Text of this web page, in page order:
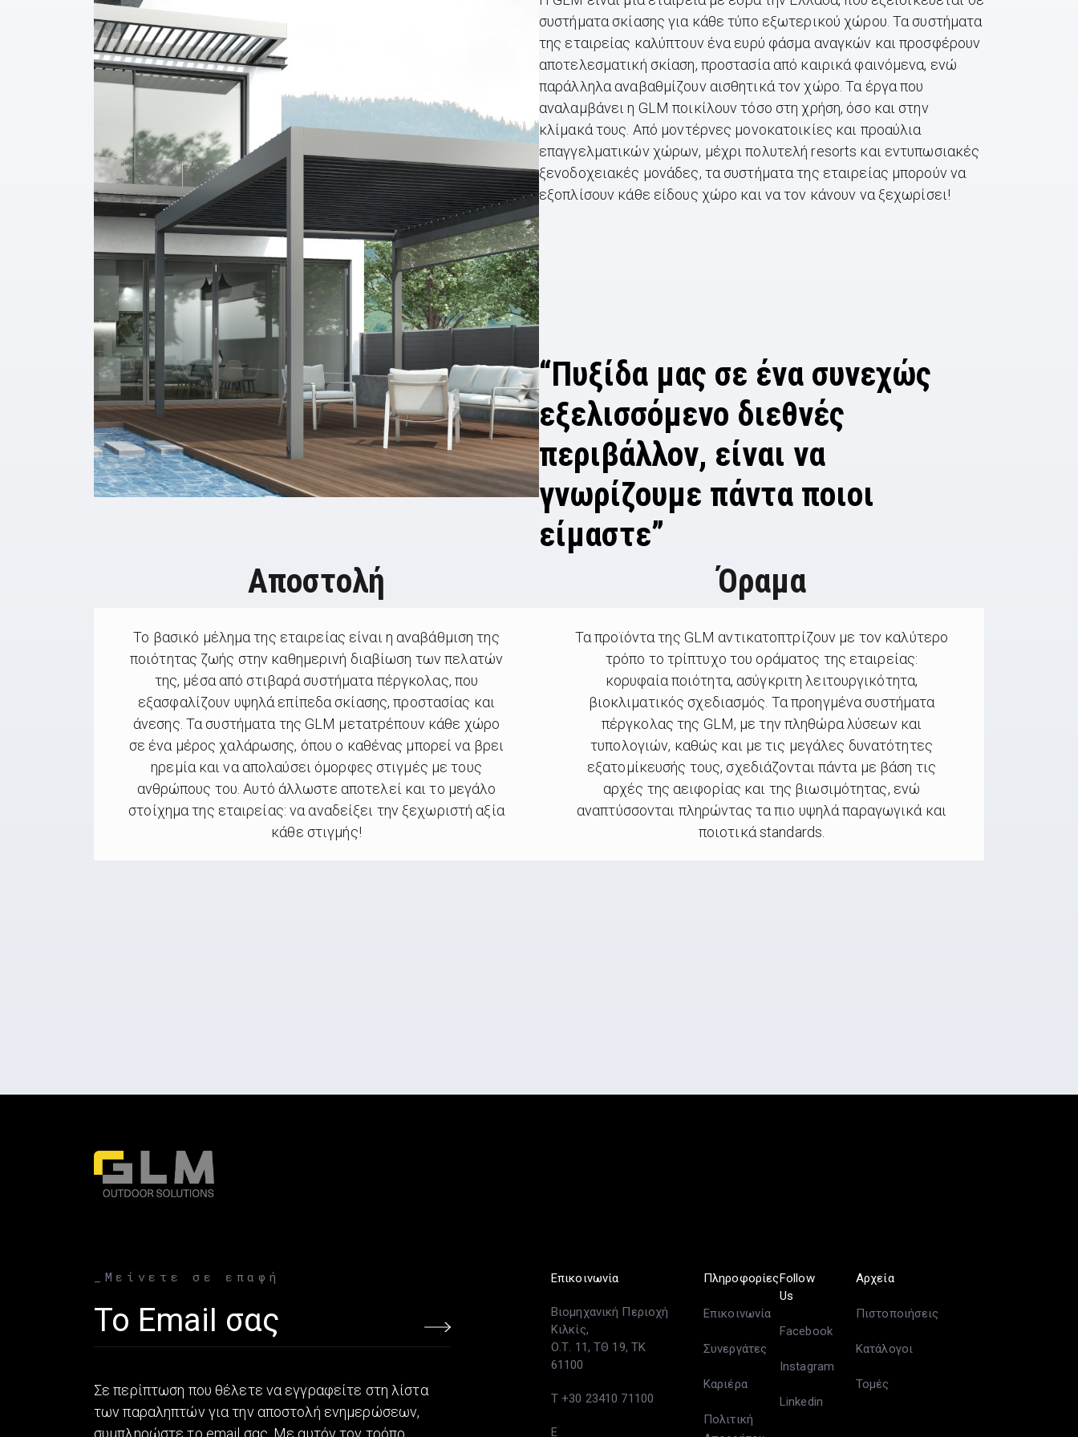
συστήματα σκίασης για κάθε τύπο εξωτερικού χώρου. Τα συστήματα
της εταιρείας καλύπτουν ένα ευρύ φάσμα αναγκών και προσφέρουν
αποτελεσματική σκίαση, προστασία από καιρικά φαινόμενα, ενώ
παράλληλα αναβαθμίζουν αισθητικά τον χώρο. Τα έργα που
αναλαμβάνει η GLM ποικίλουν τόσο στη χρήση, όσο και στην
κλίμακά τους. Από μοντέρνες μονοκατοικίες και προαύλια
επαγγελματικών χώρων, μέχρι πολυτελή resorts και εντυπωσιακές
ξενοδοχειακές μονάδες, τα συστήματα της εταιρείας μπορούν να
εξοπλίσουν κάθε είδους χώρο και να τον κάνουν να ξεχωρίσει!
“Πυξίδα μας σε ένα συνεχώς
εξελισσόμενο διεθνές
περιβάλλον, είναι να
γνωρίζουμε πάντα ποιοι
είμαστε”
Αποστολή
Το βασικό μέλημα της εταιρείας είναι η αναβάθμιση της
ποιότητας ζωής στην καθημερινή διαβίωση των πελατών
της, μέσα από στιβαρά συστήματα πέργκολας, που
εξασφαλίζουν υψηλά επίπεδα σκίασης, προστασίας και
άνεσης. Τα συστήματα της GLM μετατρέπουν κάθε χώρο
σε ένα μέρος χαλάρωσης, όπου ο καθένας μπορεί να βρει
ηρεμία και να απολαύσει όμορφες στιγμές με τους
ανθρώπους του. Αυτό άλλωστε αποτελεί και το μεγάλο
στοίχημα της εταιρείας: να αναδείξει την ξεχωριστή αξία
κάθε στιγμής!
Όραμα
Τα προϊόντα της GLM αντικατοπτρίζουν με τον καλύτερο
τρόπο το τρίπτυχο του οράματος της εταιρείας:
κορυφαία ποιότητα, ασύγκριτη λειτουργικότητα,
βιοκλιματικός σχεδιασμός. Τα προηγμένα συστήματα
πέργκολας της GLM, με την πληθώρα λύσεων και
τυπολογιών, καθώς και με τις μεγάλες δυνατότητες
εξατομίκευσής τους, σχεδιάζονται πάντα με βάση τις
αρχές της αειφορίας και της βιωσιμότητας, ενώ
αναπτύσσονται πληρώντας τα πιο υψηλά παραγωγικά και
ποιοτικά standards.
_Μείνετε σε επαφή
Email address
Σε περίπτωση που θέλετε να εγγραφείτε στη λίστα
των παραληπτών για την αποστολή ενημερώσεων,
συμπληρώστε το email σας. Με αυτόν τον τρόπο,
Επικοινωνία
Βιομηχανική Περιοχή
Κιλκίς,
Ο.Τ. 11, ΤΘ 19, ΤΚ
61100
T +30 23410 71100
E
Πληροφορίες
Επικοινωνία
Συνεργάτες
Καριέρα
Πολιτική
Follow
Us
Facebook
Instagram
Linkedin
Αρχεία
Πιστοποιήσεις
Κατάλογοι
Τομές